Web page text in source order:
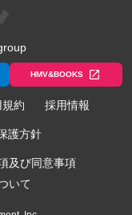
HMV&BOOKS
約 採用情報
護方針
及び同意事項
いて